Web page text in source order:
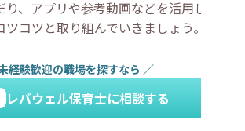
、アプリや参考動画などを活用したり
コツと取り組んでいきましょう。
経験歓迎の職場を探すなら ／
レバウェル保育士に相談する